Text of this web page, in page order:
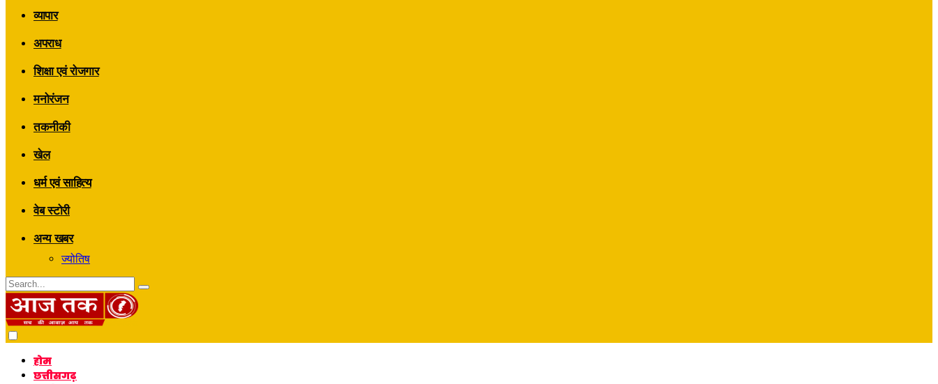
व्यापार
अपराध
शिक्षा एवं रोजगार
मनोरंजन
तकनीकी
खेल
धर्म एवं साहित्य
वेब स्टोरी
अन्य खबर
ज्योतिष
Dark
होम
छत्तीसगढ़